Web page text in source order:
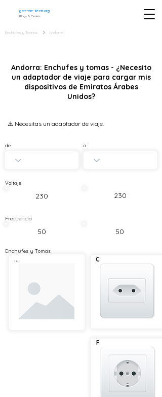
get-the-tech.org
Plugs & Outlets
Enchufes y Tomas Andorra
Andorra: Enchufes y tomas - ¿Necesito
un adaptador de viaje para cargar mis
dispositivos de Emiratos Árabes
Unidos?
⚠️ Necesitas un adaptador de viaje.
de a
Voltaje
230 230
Frecuencia
50 50
Enchufes y Tomas
... C
F